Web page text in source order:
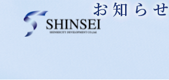
お知らせ